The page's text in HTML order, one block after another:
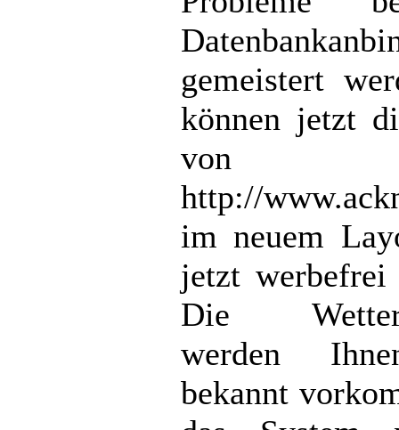
gemeistert
können jetzt
von
http://
im neuem
jetzt werbefrei
Die
werden
bekannt